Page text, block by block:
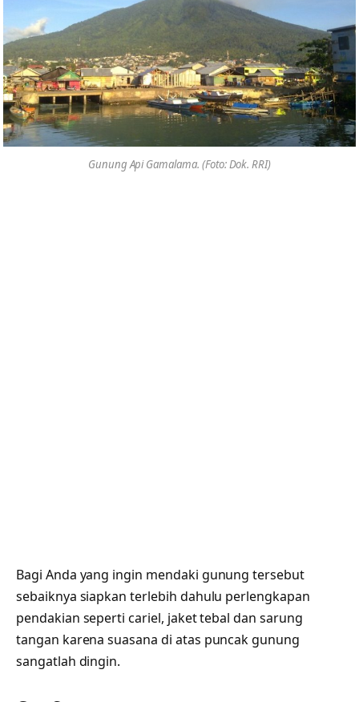
Gunung Api Gamalama. (Foto: Dok. RRI)
Bagi Anda yang ingin mendaki gunung tersebut
sebaiknya siapkan terlebih dahulu perlengkapan
pendakian seperti cariel, jaket tebal dan sarung
tangan karena suasana di atas puncak gunung
sangatlah dingin.